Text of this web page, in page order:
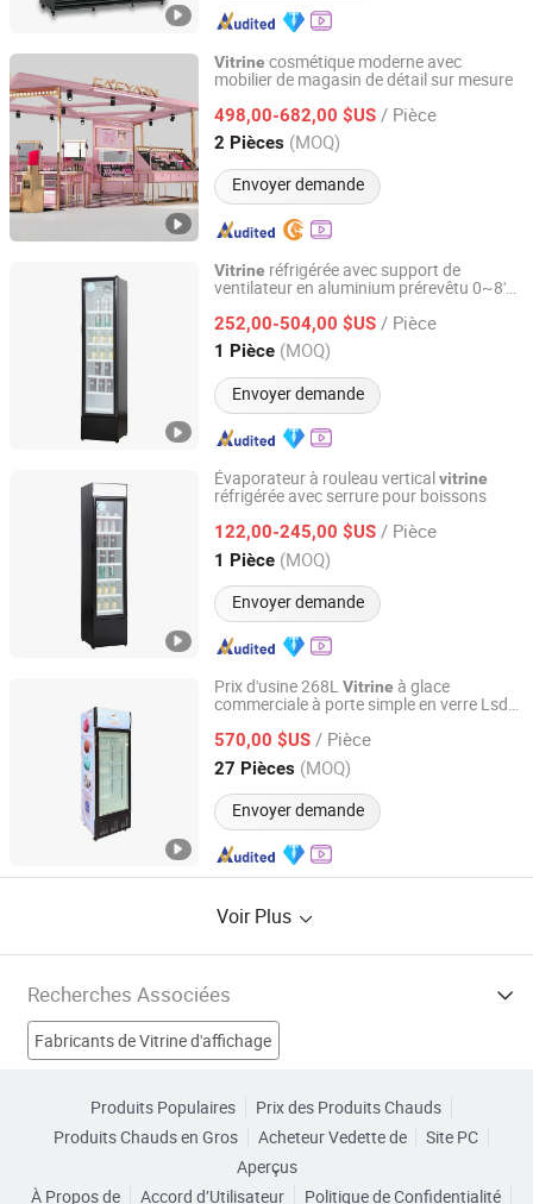
Vitrine cosmétique moderne avec
mobilier de magasin de détail sur mesure
498,00-682,00 $US / Pièce
2 Pièces (MOQ)
Envoyer demande
Guangzhou Lome Display Products Co. , Ltd
Guangdong, China Depuis 2022
Vitrine réfrigérée avec support de
ventilateur en aluminium prérevêtu 0~8'c
252,00-504,00 $US / Pièce
1 Pièce (MOQ)
Envoyer demande
Hangzhou Ruiqi Technology Co., Ltd.
Zhejiang, China Depuis 2025
Évaporateur à rouleau verticalvitrine
réfrigérée avec serrure pour boissons
122,00-245,00 $US / Pièce
1 Pièce (MOQ)
Envoyer demande
Hangzhou Ruiqi Technology Co., Ltd.
Zhejiang, China Depuis 2025
Prix d'usine 268L Vitrine à glace
commerciale à porte simple en verre Lsd-
570,00 $US / Pièce
27 Pièces (MOQ)
Envoyer demande
Zhejiang Jiesheng Refrigeration Technology Co., Ltd.
Zhejiang, China Depuis 2011
Voir Plus
Recherches Associées
Fabricants de Vitrine d'affichage
Fabricants de Vitrine de refroidissement Vitrine droite Usines
Produits Populaires
Prix des Produits Chauds
Produits Chauds en Gros
Acheteur Vedette de
Site PC
Aperçus
À Propos de
Accord d’Utilisateur Politique de Confidentialité